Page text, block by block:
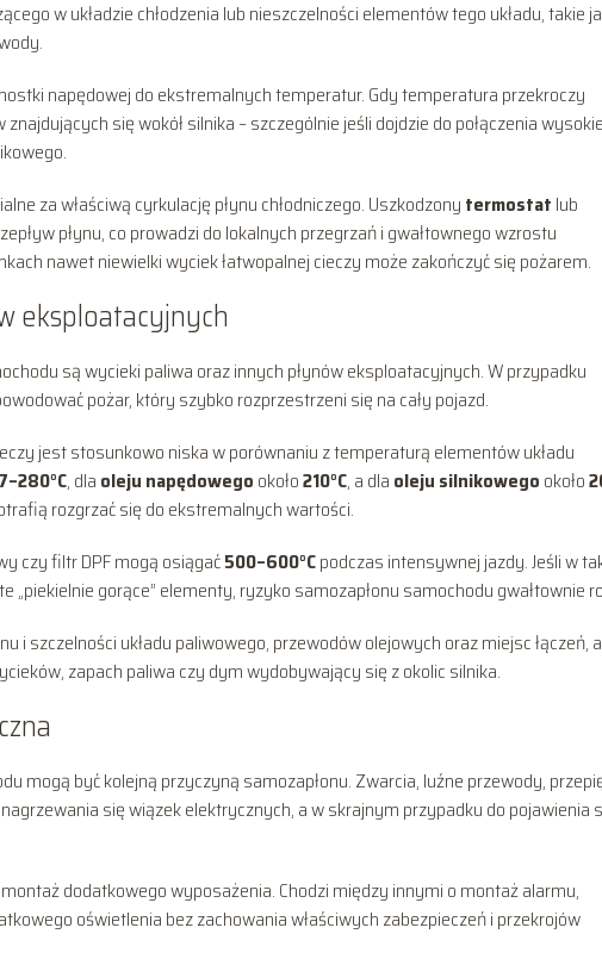
w układzie chłodzenia lub nieszczelności elementów tego układu, takie
napędowej do ekstremalnych temperatur. Gdy temperatura przekroczy
się wokół silnika – szczególnie jeśli dojdzie do połączenia
za właściwą cyrkulację płynu chłodniczego. Uszkodzony termostat lub
płynu, co prowadzi do lokalnych przegrzań i gwałtownego wzrostu
nawet niewielki wyciek łatwopalnej cieczy może zakończyć się pożarem.
eksploatacyjnych
są wycieki paliwa oraz innych płynów eksploatacyjnych. W przypadku
pożar, który szybko rozprzestrzeni się na cały pojazd.
jest stosunkowo niska w porównaniu z temperaturą elementów układu
, dla oleju napędowego około210°C, a dla oleju silnikowego około
rozgrzać się do ekstremalnych wartości.
czy filtr DPF mogą osiągać500–600°Cpodczas intensywnej jazdy. Jeśli w
„piekielnie gorące” elementy, ryzyko samozapłonu samochodu gwałtownie
i szczelności układu paliwowego, przewodów olejowych oraz miejsc łączeń, a
zapach paliwa czy dym wydobywający się z okolic silnika.
mogą być kolejną przyczyną samozapłonu. Zwarcia, luźne przewody,
się wiązek elektrycznych, a w skrajnym przypadku do pojawienia
dodatkowego wyposażenia. Chodzi między innymi o montaż alarmu,
oświetlenia bez zachowania właściwych zabezpieczeń i przekrojów